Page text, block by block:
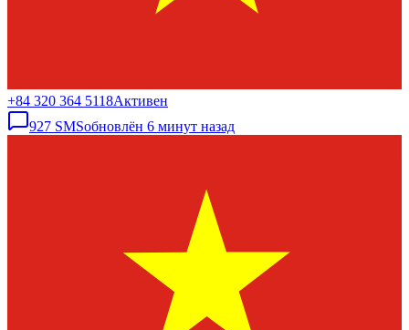
+84 320 364 5118Активен
927 SMSобновлён 6 минут назад